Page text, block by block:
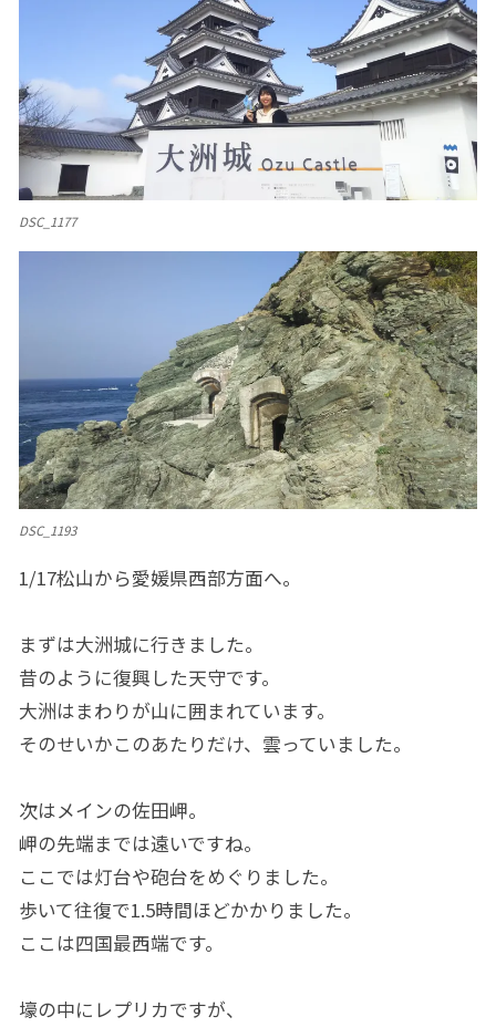
DSC_1177
DSC_1193
1/17松山から愛媛県西部方面へ。
まずは大洲城に行きました。
昔のように復興した天守です。
大洲はまわりが山に囲まれています。
そのせいかこのあたりだけ、雲っていました。
次はメインの佐田岬。
岬の先端までは遠いですね。
ここでは灯台や砲台をめぐりました。
歩いて往復で1.5時間ほどかかりました。
ここは四国最西端です。
壕の中にレプリカですが、